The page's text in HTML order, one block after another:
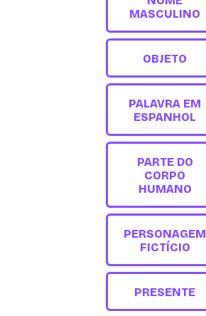
MASCULINO
OBJETO
PALAVRA EM
ESPANHOL
PARTE DO
CORPO
HUMANO
PERSONAGEM
FICTÍCIO
PRESENTE